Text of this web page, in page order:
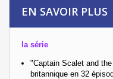
EN SAVOIR PLUS
la série
"Captain Scalet and
britannique en 32